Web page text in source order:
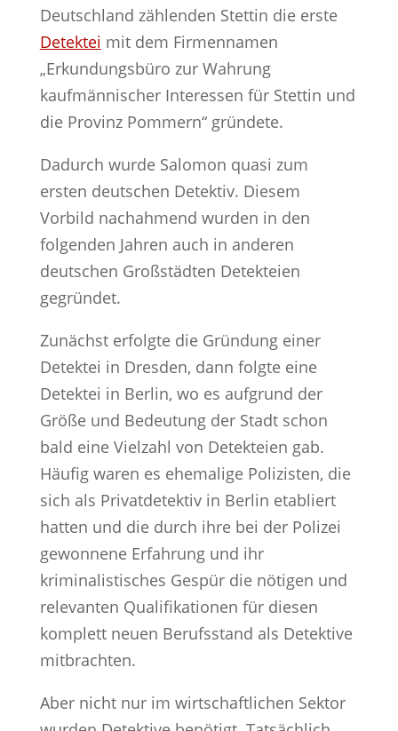
Deutschland zählenden Stettin die erste
Detektei mit dem Firmennamen
„Erkundungsbüro zur Wahrung
kaufmännischer Interessen für Stettin und
die Provinz Pommern“ gründete.
Dadurch wurde Salomon quasi zum
ersten deutschen Detektiv. Diesem
Vorbild nachahmend wurden in den
folgenden Jahren auch in anderen
deutschen Großstädten Detekteien
gegründet.
Zunächst erfolgte die Gründung einer
Detektei in Dresden, dann folgte eine
Detektei in Berlin, wo es aufgrund der
Größe und Bedeutung der Stadt schon
bald eine Vielzahl von Detekteien gab.
Häufig waren es ehemalige Polizisten, die
sich als Privatdetektiv in Berlin etabliert
hatten und die durch ihre bei der Polizei
gewonnene Erfahrung und ihr
kriminalistisches Gespür die nötigen und
relevanten Qualifikationen für diesen
komplett neuen Berufsstand als Detektive
mitbrachten.
Aber nicht nur im wirtschaftlichen Sektor